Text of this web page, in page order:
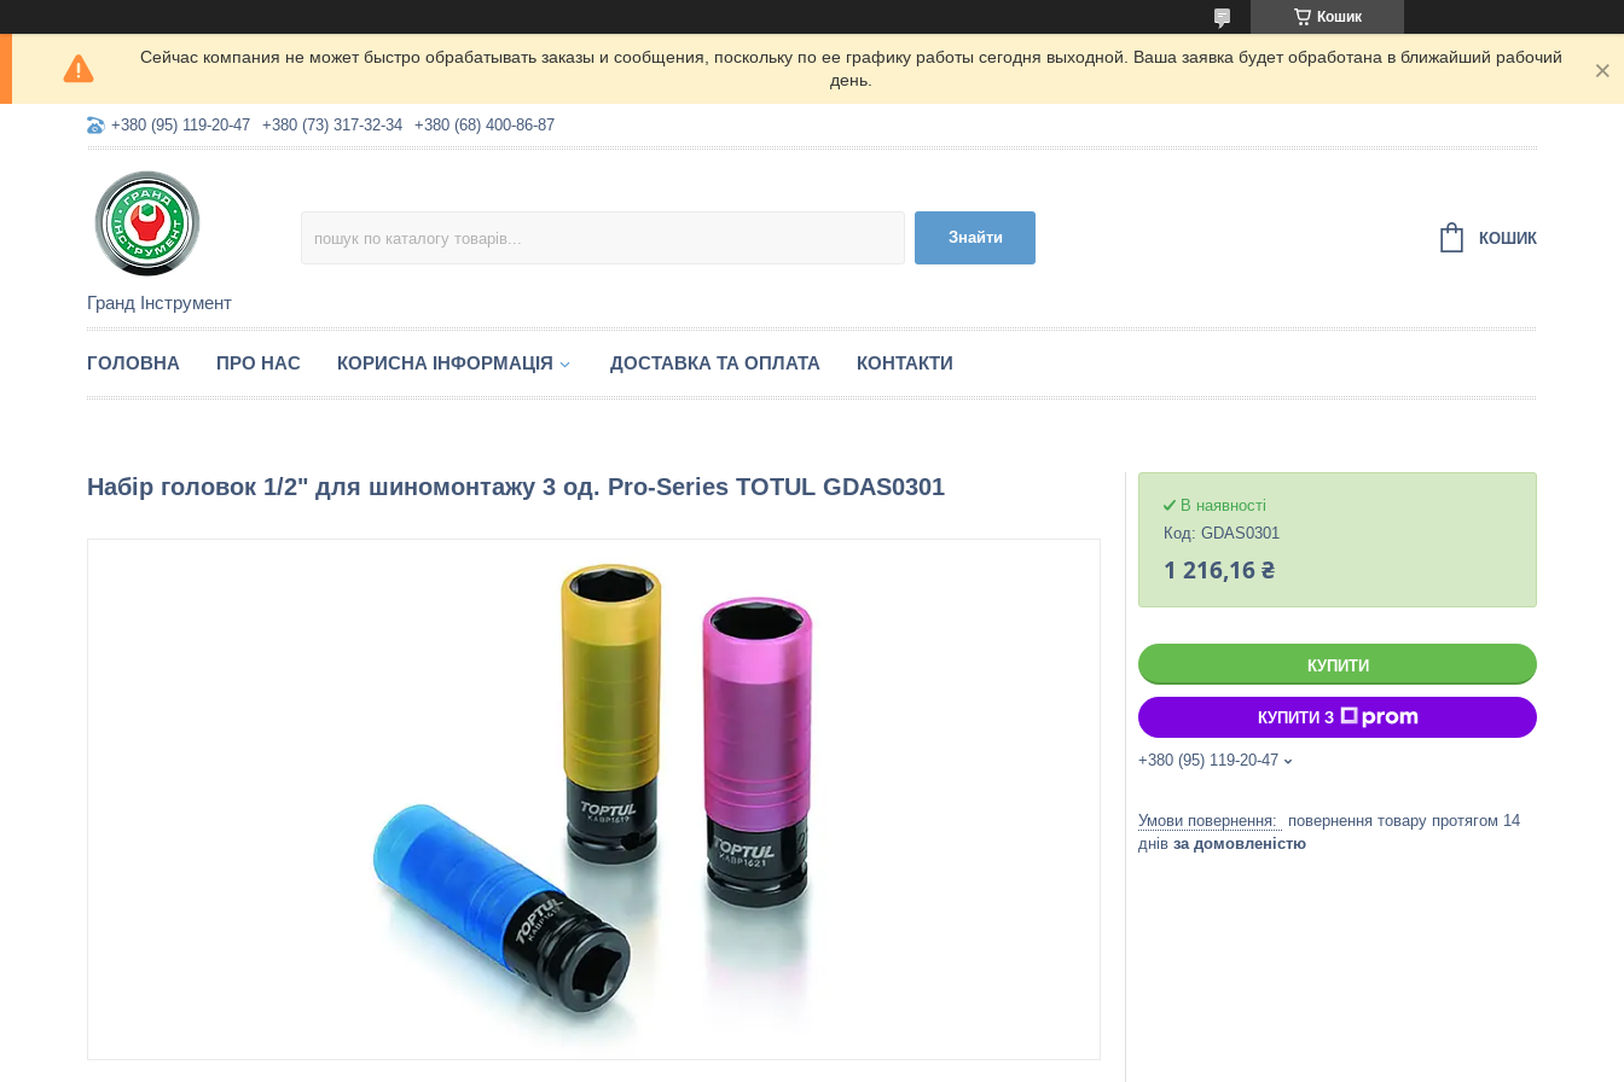
Кошик
Сейчас компания не может быстро обрабатывать заказы и сообщения, поскольку по ее графику работы сегодня выходной. Ваша заявка будет обработана в ближайший рабочий
день.
+380 (95) 119-20-47 +380 (73) 317-32-34 +380 (68) 400-86-87
Гранд Інструмент
Знайти КОШИК
ГОЛОВНА ПРО НАС КОРИСНА ІНФОРМАЦІЯ ДОСТАВКА ТА ОПЛАТА КОНТАКТИ
Набір головок 1/2" для шиномонтажу 3 од. Pro-Series TOTUL GDAS0301
В наявності
Код: GDAS0301
1 216,16 ₴
КУПИТИ
КУПИТИ З
+380 (95) 119-20-47
повернення товару протягом 14
днів за домовленістю